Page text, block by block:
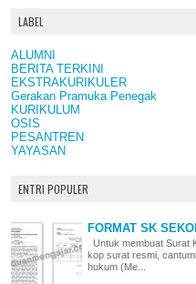
LABEL
ALUMNI
BERITA TERKINI
EKSTRAKURIKULER
Gerakan Pramuka Penegak
KURIKULUM
OSIS
PESANTREN
YAYASAN
ENTRI POPULER
FORMAT SK
Untuk membuat Surat
kop surat resmi,
hukum (Me...